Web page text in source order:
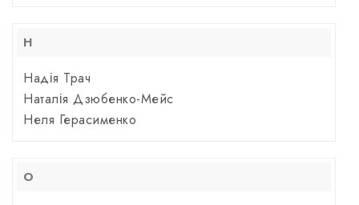
Н
Надія Трач
Наталія Дзюбенко-Мейс
Неля Герасименко
О